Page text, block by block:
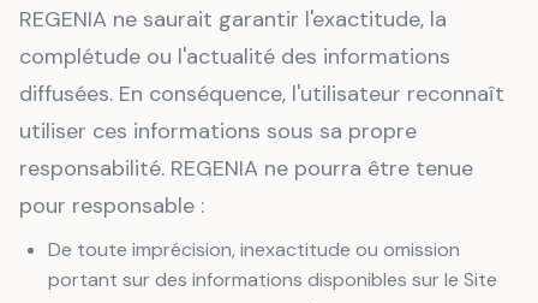
REGENIA ne saurait garantir l'exactitude, la
complétude ou l'actualité des informations
diffusées. En conséquence, l'utilisateur reconnaît
utiliser ces informations sous sa propre
responsabilité. REGENIA ne pourra être tenue
pour responsable :
De toute imprécision, inexactitude ou omission
portant sur des informations disponibles sur le Site